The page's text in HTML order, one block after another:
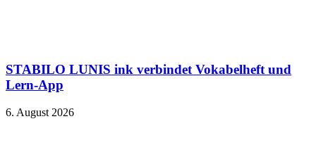
STABILO LUNIS ink verbindet Vokabelheft und
Lern-App
6. August 2026